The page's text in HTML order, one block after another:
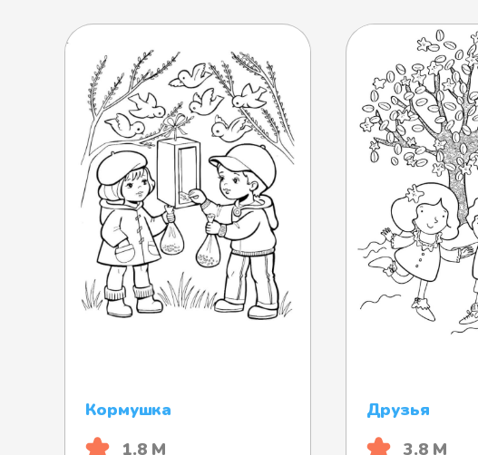
Кормушка
1.8 М
Друзья
3.8 М